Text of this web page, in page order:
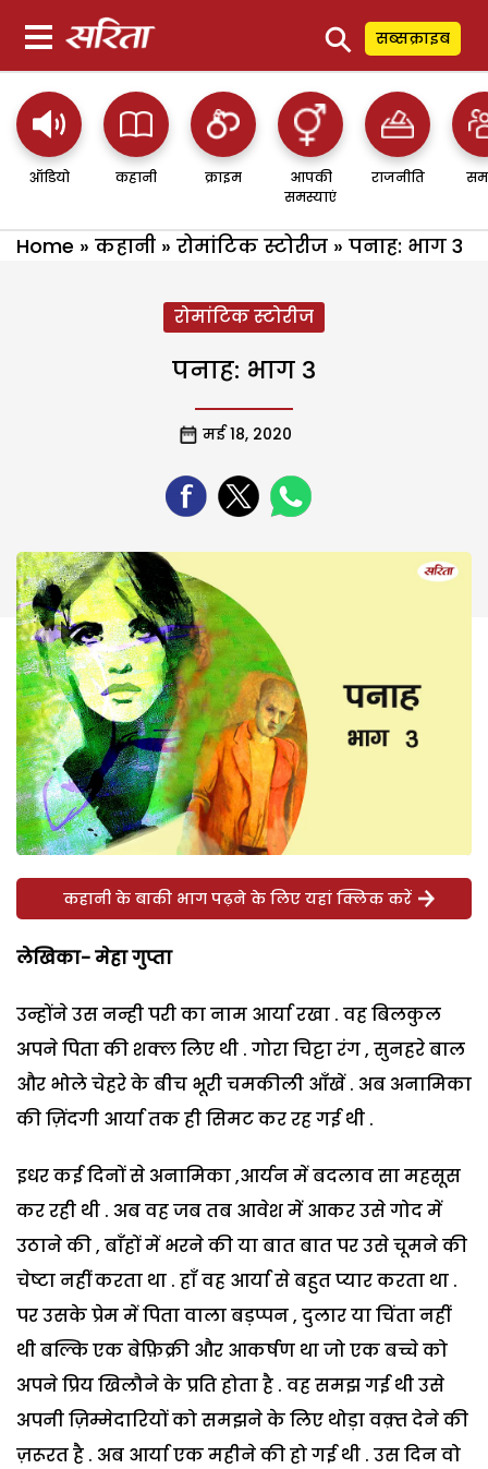
⚲ सब्सक्राइब
ऑडियो कहानी क्राइम
आपकी
समस्याएं
राजनीति
Home » कहानी » रोमांटिक स्टोरीज » पनाह: भाग 3
रोमांटिक स्टोरीज
पनाह: भाग 3
मई 18, 2020
कहानी के बाकी भाग पढ़ने के लिए यहां क्लिक करें
लेखिका- मेहा गुप्ता
उन्होंने उस नन्ही परी का नाम आर्या रखा . वह बिलकुल
अपने पिता की शक्ल लिए थी . गोरा चिट्टा रंग , सुनहरे बाल
और भोले चेहरे के बीच भूरी चमकीली आँखें . अब अनामिका
की ज़िंदगी आर्या तक ही सिमट कर रह गई थी .
इधर कई दिनों से अनामिका ,आर्यन में बदलाव सा महसूस
कर रही थी . अब वह जब तब आवेश में आकर उसे गोद में
उठाने की , बाँहों में भरने की या बात बात पर उसे चूमने की
चेष्टा नहीं करता था . हाँ वह आर्या से बहुत प्यार करता था .
पर उसके प्रेम में पिता वाला बड़प्पन , दुलार या चिंता नहीं
थी बल्कि एक बेफ़िक्री और आकर्षण था जो एक बच्चे को
अपने प्रिय खिलौने के प्रति होता है . वह समझ गई थी उसे
अपनी ज़िम्मेदारियों को समझने के लिए थोड़ा वक़्त देने की
ज़रूरत है . अब आर्या एक महीने की हो गई थी . उस दिन वो